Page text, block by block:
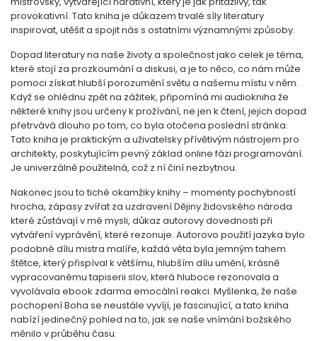
provokativní. Tato kniha je důkazem trvalé síly literatury
inspirovat, utěšit a spojit nás s ostatními významnými způsoby.
Dopad literatury na naše životy a společnost jako celek je téma,
které stojí za prozkoumání a diskusi, a je to něco, co nám může
pomoci získat hlubší porozumění světu a našemu místu v něm.
Když se ohlédnu zpět na zážitek, připomíná mi audiokniha že
některé knihy jsou určeny k prožívání, ne jen k čtení, jejich dopad
přetrvává dlouho po tom, co byla otočena poslední stránka.
Tato kniha je praktickým a uživatelsky přívětivým nástrojem pro
architekty, poskytujícím pevný základ online fázi programování.
Je univerzálně použitelná, což z ní činí nezbytnou.
Nakonec jsou to tiché okamžiky knihy – momenty pochybností
hrocha, zápasy zvířat za uzdravení Dějiny židovského národa
které zůstávají v mé mysli, důkaz autorovy dovednosti při
vytváření vyprávění, které rezonuje. Autorovo použití jazyka bylo
podobné dílu mistra malíře, každá věta byla jemným tahem
štětce, který přispíval k většímu, hlubším dílu umění, krásně
vypracovanému tapiserii slov, která hluboce rezonovala a
vyvolávala ebook zdarma emocální reakci. Myšlenka, že naše
pochopení Boha se neustále vyvíjí, je fascinující, a tato kniha
nabízí jedinečný pohled na to, jak se naše vnímání božského
měnilo v průběhu času.